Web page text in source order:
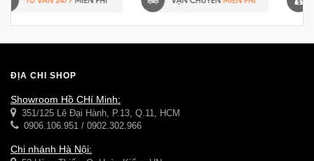
ĐỊA CHỈ SHOP
Showroom Hồ CHí Minh:
351/125 Lê Đại Hành, P.13, Q.11, HCM
0906.106.951 / 0902.302.966
Chi nhánh Hà Nội: